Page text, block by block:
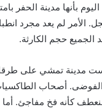
اليوم بأنها مدينة
لم يعد مجرد
الجميع حجم الكارثة.
مدينة تمشي على
أصحاب
كأنه فخ مفاجئ.